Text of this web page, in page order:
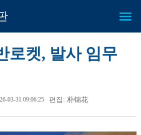
로켓, 발사 임무
03-31 09:06:25 편집: 朴锦花